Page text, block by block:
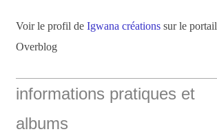
Voir le profil de Igwana créations sur le portail
Overblog
informations pratiques et
albums